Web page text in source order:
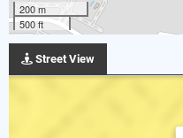
200 m
500 ft
Street View